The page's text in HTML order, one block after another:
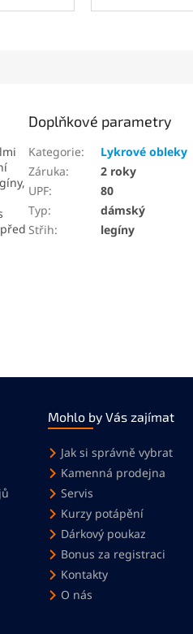
Doplňkové parametry
Kategorie:
Lykrové obleky
Záruka:
2 roky
UPF:
80
Typ:
dámský
Střih: legíny
Mohlo by Vás zajímat
Jak si správně vybrat
Kamenná prodejna
Servis
Kurzy potápění
Dárkový poukaz
Bonus za registraci
Kontakty
O nás